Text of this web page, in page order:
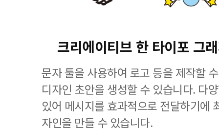
크리에이티브 한 타이포 그
문자 툴을 사용하여 로고 등을 제작할
디자인 초안을 생성할 수 있습니다. 다
있어 메시지를 효과적으로 전달하기에
자인을 만들 수 있습니다.